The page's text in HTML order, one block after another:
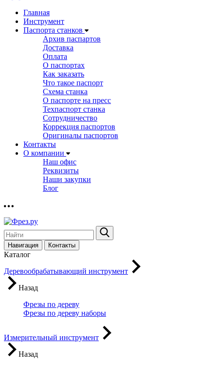
Главная
Инструмент
Паспорта станков
Архив паспартов
Доставка
Оплата
О паспортах
Как заказать
Что такое паспорт
Схема станка
О паспорте на пресс
Техпаспорт станка
Сотрудничество
Коррекция паспортов
Оригиналы паспортов
Контакты
О компании
Наш офис
Реквизиты
Наши закупки
Блог
Навигация Контакты
Каталог
Деревообрабатывающий инструмент
Назад
Фрезы по дереву
Фрезы по дереву наборы
Измерительный инструмент
Назад